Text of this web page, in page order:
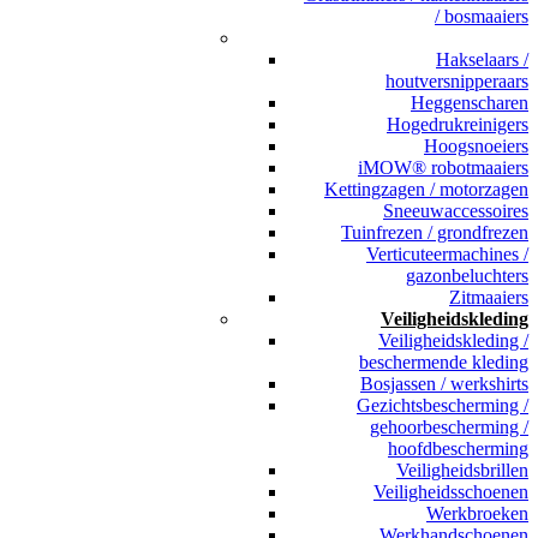
/ bosmaaiers
Hakselaars /
houtversnipperaars
Heggenscharen
Hogedrukreinigers
Hoogsnoeiers
iMOW® robotmaaiers
Kettingzagen / motorzagen
Sneeuwaccessoires
Tuinfrezen / grondfrezen
Verticuteermachines /
gazonbeluchters
Zitmaaiers
Veiligheidskleding
Veiligheidskleding /
beschermende kleding
Bosjassen / werkshirts
Gezichtsbescherming /
gehoorbescherming /
hoofdbescherming
Veiligheidsbrillen
Veiligheidsschoenen
Werkbroeken